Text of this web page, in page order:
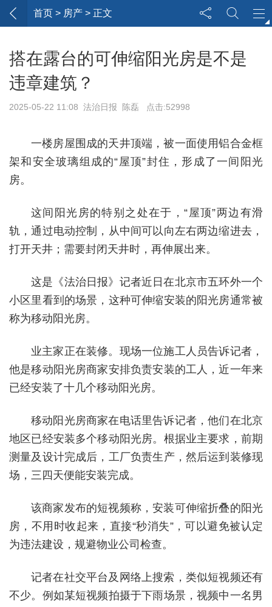
首页 > 房产 > 正文
搭在露台的可伸缩阳光房是不是
违章建筑？
2025-05-22 11:08 法治日报 陈磊 点击:52998
一楼房屋围成的天井顶端，被一面使用铝合金框
架和安全玻璃组成的“屋顶”封住，形成了一间阳光
房。
这间阳光房的特别之处在于，“屋顶”两边有滑
轨，通过电动控制，从中间可以向左右两边缩进去，
打开天井；需要封闭天井时，再伸展出来。
这是《法治日报》记者近日在北京市五环外一个
小区里看到的场景，这种可伸缩安装的阳光房通常被
称为移动阳光房。
业主家正在装修。现场一位施工人员告诉记者，
他是移动阳光房商家安排负责安装的工人，近一年来
已经安装了十几个移动阳光房。
移动阳光房商家在电话里告诉记者，他们在北京
地区已经安装多个移动阳光房。根据业主要求，前期
测量及设计完成后，工厂负责生产，然后运到装修现
场，三四天便能安装完成。
该商家发布的短视频称，安装可伸缩折叠的阳光
房，不用时收起来，直接“秒消失”，可以避免被认定
为违法建设，规避物业公司检查。
记者在社交平台及网络上搜索，类似短视频还有
不少。例如某短视频拍摄于下雨场景，视频中一名男